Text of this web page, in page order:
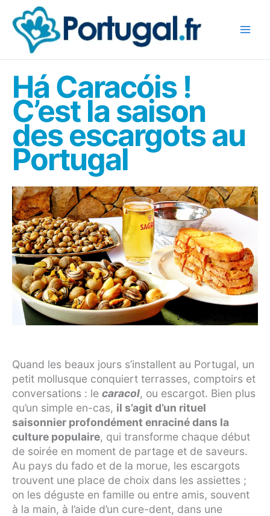
contenu
Há Caracóis !
C’est la saison
des escargots au
Portugal
Quand les beaux jours s’installent au Portugal, un
petit mollusque conquiert terrasses, comptoirs et
conversations : le caracol, ou escargot. Bien plus
qu’un simple en-cas, il s’agit d’un rituel
saisonnier profondément enraciné dans la
culture populaire, qui transforme chaque début
de soirée en moment de partage et de saveurs.
Au pays du fado et de la morue, les escargots
trouvent une place de choix dans les assiettes ;
on les déguste en famille ou entre amis, souvent
à la main, à l’aide d’un cure-dent, dans une